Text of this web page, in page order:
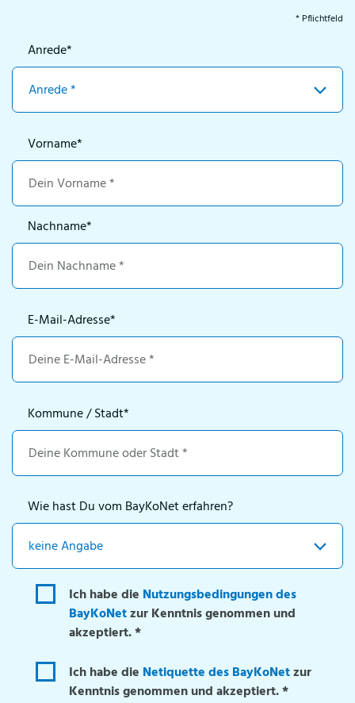
* Pflichtfeld
Anrede*
Vorname*
Nachname*
E-Mail-Adresse*
Kommune / Stadt*
Wie hast Du vom BayKoNet erfahren?
Ich habe die Nutzungsbedingungen des
BayKoNetzur Kenntnis genommen und
akzeptiert. *
Ich habe die Netiquette des BayKoNetzur
Kenntnis genommen und akzeptiert. *